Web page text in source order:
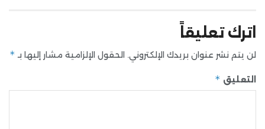
اترك تعليقاً
لن يتم نشر عنوان بريدك الإلكتروني. الحقول الإلزامية مشار إليها بـ *
التعليق *